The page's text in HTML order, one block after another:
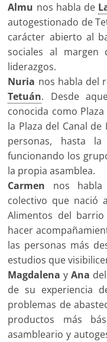
Almu nos habla de
autogestionado de
carácter abierto al
sociales al margen
liderazgos.
Nuria nos habla del
Tetuán. Desde
conocida como
la Plaza del Canal
personas, hasta
funcionando los
la propia asamblea.
Carmen
nos
colectivo que nació
Alimentos del
hacer
las personas más
estudios que
Magdalena y Ana del
de su experiencia
problemas de
productos más
asambleario y